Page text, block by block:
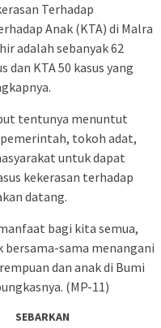
Terhadap
Anak (KTA) di Malra
adalah sebanyak 62
dan KTA 50 kasus yang
tentunya menuntut
tokoh adat,
untuk dapat
kekerasan terhadap
datang.
bagi kita semua,
sama menangani
dan anak di Bumi
(MP-11)
SEBARKAN